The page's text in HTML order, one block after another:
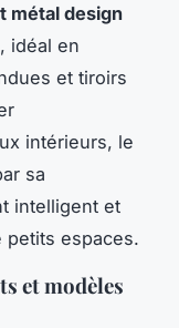
métal design
idéal en
et tiroirs
intérieurs, le
sa
intelligent et
petits espaces.
et modèles